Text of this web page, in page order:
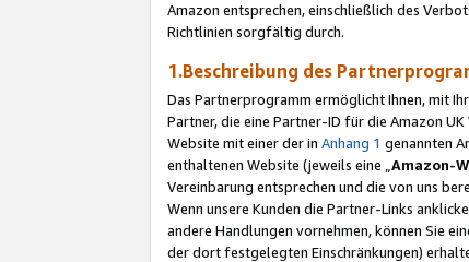
Amazon entsprechen, einschließlich des
Richtlinien sorgfältig durch.
1.Beschreibung des
Das Partnerprogramm ermöglicht Ihnen, mit
Partner, die eine Partner-ID für die Amazon
Website mit einer der in Anhang 1 genannten
enthaltenen Website (jeweils eine „ Amazon-
Vereinbarung entsprechen und die von uns
Wenn unsere Kunden die Partner-Links
andere Handlungen vornehmen, können Sie
der dort festgelegten Einschränkungen)